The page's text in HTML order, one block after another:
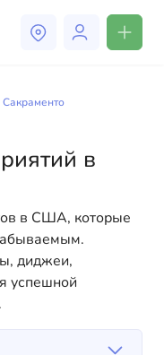
готовых помочь
в США. Мы
как для
лиц, чтобы
комфортной и
до
всё
вашей новой
Сакраменто
в
в США, которые
диджеи,
успешной